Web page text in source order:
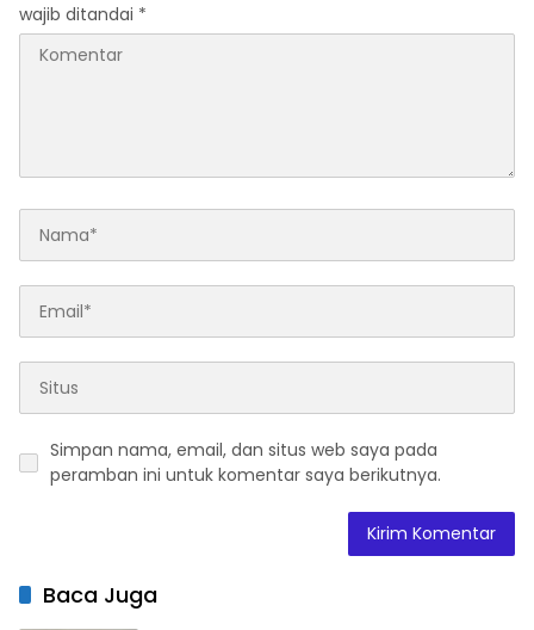
wajib ditandai *
Simpan nama, email, dan situs web saya pada
peramban ini untuk komentar saya berikutnya.
Baca Juga